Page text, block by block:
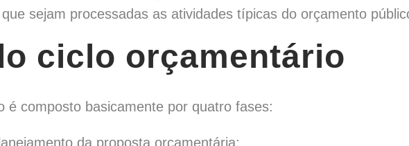
sejam processadas as atividades típicas do orçamento
ciclo orçamentário
é composto basicamente por quatro fases:
da proposta orçamentária;